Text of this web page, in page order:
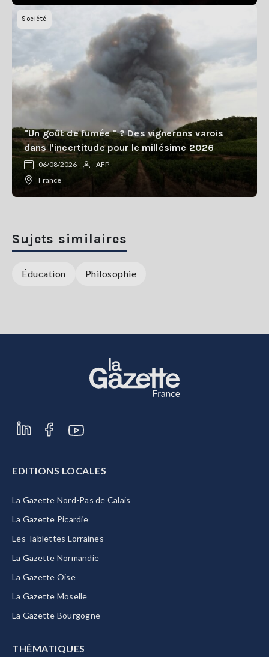
Société
"Un goût de fumée " ? Des vignerons varois
dans l'incertitude pour le millésime 2026
06/08/2026
AFP
France
Sujets similaires
Éducation Philosophie
EDITIONS LOCALES
La Gazette Nord-Pas de Calais
La Gazette Picardie
Les Tablettes Lorraines
La Gazette Normandie
La Gazette Oise
La Gazette Moselle
La Gazette Bourgogne
THÉMATIQUES